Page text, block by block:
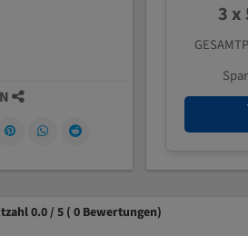
3 x
0.0 / 5 ( 0 Bewertungen)